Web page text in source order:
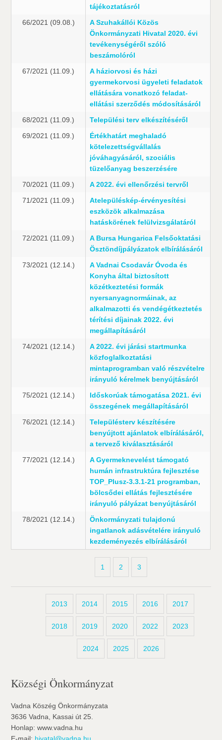
tájékoztatásról
66/2021 (09.08.)
A Szuhakállói Közös
Önkormányzati Hivatal 2020. évi
tevékenységéről szóló
beszámolóról
67/2021 (11.09.)
A háziorvosi és házi
gyermekorvosi ügyeleti feladatok
ellátására vonatkozó feladat-
ellátási szerződés módosításáról
68/2021 (11.09.)
Települési terv elkészítéséről
69/2021 (11.09.)
Értékhatárt meghaladó
kötelezettségvállalás
jóváhagyásáról, szociális
tüzelőanyag beszerzésére
70/2021 (11.09.)
A 2022. évi ellenőrzési tervről
71/2021 (11.09.)
Atelepüléskép-érvényesítési
eszközök alkalmazása
hatáskörének felülvizsgálatáról
72/2021 (11.09.)
A Bursa Hungarica Felsőoktatási
Ösztöndíjpályázatok elbírálásáról
73/2021 (12.14.)
A Vadnai Csodavár Óvoda és
Konyha által biztosított
közétkeztetési formák
nyersanyagnormáinak, az
alkalmazotti és vendégétkeztetés
térítési díjainak 2022. évi
megállapításáról
74/2021 (12.14.)
A 2022. évi járási startmunka
közfoglalkoztatási
mintaprogramban való részvételre
irányuló kérelmek benyújtásáról
75/2021 (12.14.)
Időskorúak támogatása 2021. évi
összegének megállapításáról
76/2021 (12.14.)
Településterv készítésére
benyújtott ajánlatok elbírálásáról,
a tervező kiválasztásáról
77/2021 (12.14.)
A Gyermeknevelést támogató
humán infrastruktúra fejlesztése
TOP_Plusz-3.3.1-21 programban,
bölcsődei ellátás fejlesztésére
irányuló pályázat benyújtásáról
78/2021 (12.14.)
Önkormányzati tulajdonú
ingatlanok adásvételére irányuló
kezdeményezés elbírálásáról
1 2 3
2013 2014 2015 2016 2017
2018 2019 2020 2022 2023
2024 2025 2026
Községi Önkormányzat
Vadna Köszég Önkormányzata
3636 Vadna, Kassai út 25.
Honlap: www.vadna.hu